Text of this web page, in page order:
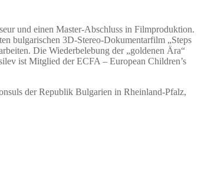
und einen Master-Abschluss in Filmproduktion.
bulgarischen 3D-Stereo-Dokumentarfilm „Steps
Die Wiederbelebung der „goldenen Ära“
ist Mitglied der ECFA – European Children’s
der Republik Bulgarien in Rheinland-Pfalz,